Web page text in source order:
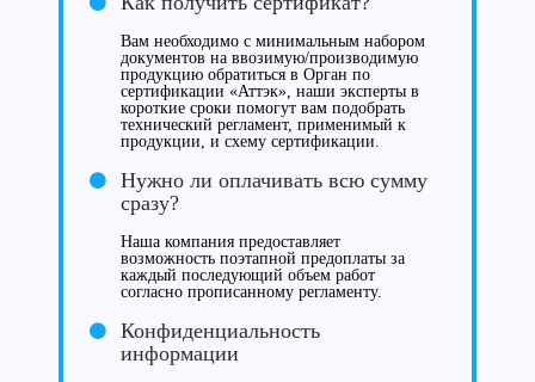
Вам необходимо с минимальным набором
документов на ввозимую/производимую
продукцию обратиться в Орган по
сертификации «Аттэк», наши эксперты в
короткие сроки помогут вам подобрать
технический регламент, применимый к
продукции, и схему сертификации.
Нужно ли оплачивать всю сумму
сразу?
Наша компания предоставляет
возможность поэтапной предоплаты за
каждый последующий объем работ
согласно прописанному регламенту.
Конфиденциальность
информации